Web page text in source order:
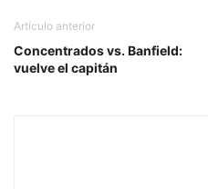
Artículo anterior
Concentrados vs. Banfield:
vuelve el capitán